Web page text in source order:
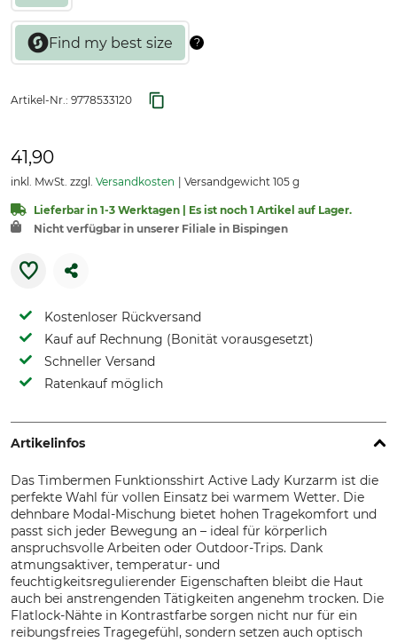
Artikel-Nr.: 9778533120
41,90
inkl. MwSt. zzgl. Versandkosten Versandgewicht 105 g
Lieferbar in 1-3 Werktagen | Es ist noch 1 Artikel auf Lager.
Nicht verfügbar in unserer Filiale in Bispingen
Kostenloser Rückversand
Kauf auf Rechnung (Bonität vorausgesetzt)
Schneller Versand
Ratenkauf möglich
Artikelinfos
Das Timbermen Funktionsshirt Active Lady Kurzarm ist die
perfekte Wahl für vollen Einsatz bei warmem Wetter. Die
dehnbare Modal-Mischung bietet hohen Tragekomfort und
passt sich jeder Bewegung an – ideal für körperlich
anspruchsvolle Arbeiten oder Outdoor-Trips. Dank
atmungsaktiver, temperatur- und
feuchtigkeitsregulierender Eigenschaften bleibt die Haut
auch bei anstrengenden Tätigkeiten angenehm trocken. Die
Flatlock-Nähte in Kontrastfarbe sorgen nicht nur für ein
reibungsfreies Tragegefühl, sondern setzen auch optisch